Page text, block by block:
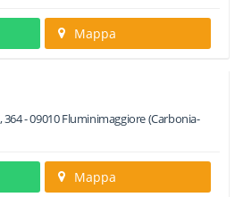
Mappa
364-09010Fluminimaggiore(Carbonia-
Mappa